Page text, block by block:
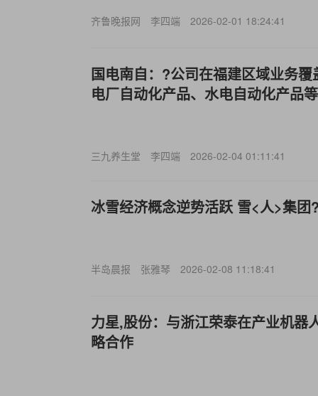
齐鲁晚报网 李四端 2026-02-01 18:24:41
国电南自：?公司在福建区域业务
电厂自动化产品、水电自动化产品等
三九养生堂 李四端 2026-02-04 01:11:41
冰雪经济概念逆势活跃 雪<人>集团
半岛晨报 张雅琴 2026-02-08 11:18:41
力星,股份：与浙江荣泰在产业机器
略合作